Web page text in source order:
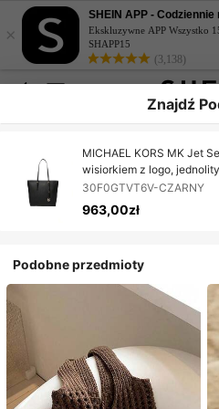
×
SHEIN APP - Codziennie
Ekskluzywne APP Wszystko
SHAPP15
(3,138)
Znajdź
MICHAEL KORS MK Jet
wisiorkiem z logo,
średni rozmiar, damska,
30F0GTVT6V-CZARNY
963,00zł
Podobne przedmioty